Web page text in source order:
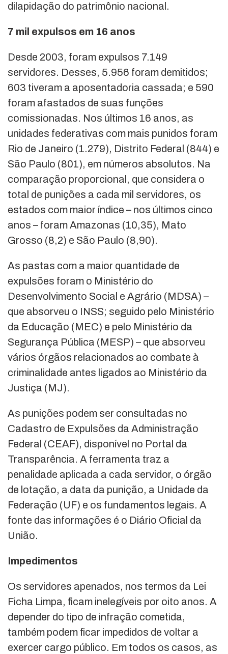
dilapidação do patrimônio nacional.
7 mil expulsos em 16 anos
Desde 2003, foram expulsos 7.149
servidores. Desses, 5.956 foram demitidos;
603 tiveram a aposentadoria cassada; e 590
foram afastados de suas funções
comissionadas. Nos últimos 16 anos, as
unidades federativas com mais punidos foram
Rio de Janeiro (1.279), Distrito Federal (844) e
São Paulo (801), em números absolutos. Na
comparação proporcional, que considera o
total de punições a cada mil servidores, os
estados com maior índice – nos últimos cinco
anos – foram Amazonas (10,35), Mato
Grosso (8,2) e São Paulo (8,90).
As pastas com a maior quantidade de
expulsões foram o Ministério do
Desenvolvimento Social e Agrário (MDSA) –
que absorveu o INSS; seguido pelo Ministério
da Educação (MEC) e pelo Ministério da
Segurança Pública (MESP) – que absorveu
vários órgãos relacionados ao combate à
criminalidade antes ligados ao Ministério da
Justiça (MJ).
As punições podem ser consultadas no
Cadastro de Expulsões da Administração
Federal (CEAF), disponível no Portal da
Transparência. A ferramenta traz a
penalidade aplicada a cada servidor, o órgão
de lotação, a data da punição, a Unidade da
Federação (UF) e os fundamentos legais. A
fonte das informações é o Diário Oficial da
União.
Impedimentos
Os servidores apenados, nos termos da Lei
Ficha Limpa, ficam inelegíveis por oito anos. A
depender do tipo de infração cometida,
também podem ficar impedidos de voltar a
exercer cargo público. Em todos os casos, as